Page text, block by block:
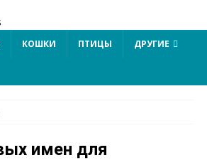
КОШКИ ПТИЦЫ ДРУГИЕ
имен для